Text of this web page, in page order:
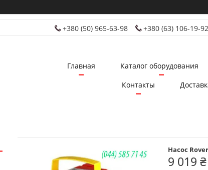
+380 (50) 965-63-98 +380 (63) 106-19-92
Главная Каталог оборудования
Контакты
Насос
9 019 ₴